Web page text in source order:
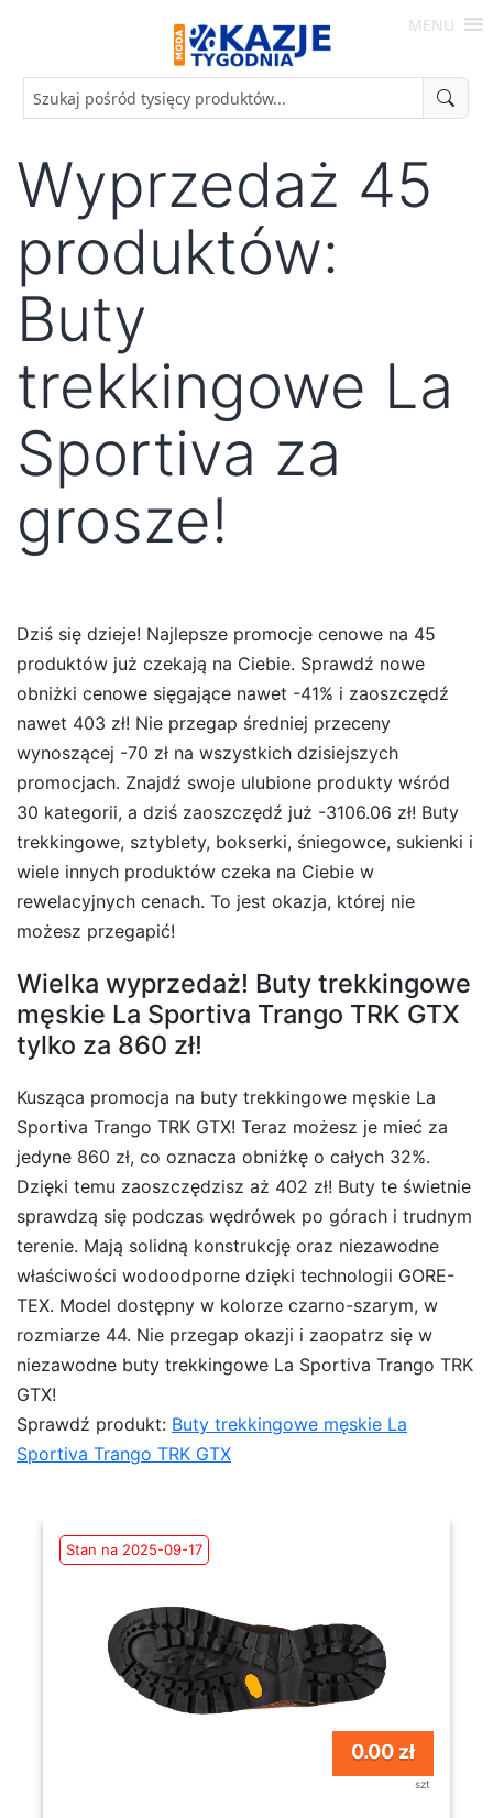
Moda
-
Okazje
MENU
Wyprzedaż 45
produktów:
Buty
trekkingowe La
Sportiva za
grosze!
Dziś się dzieje! Najlepsze promocje cenowe na 45
produktów już czekają na Ciebie. Sprawdź nowe
obniżki cenowe sięgające nawet -41% i zaoszczędź
nawet 403 zł! Nie przegap średniej przeceny
wynoszącej -70 zł na wszystkich dzisiejszych
promocjach. Znajdź swoje ulubione produkty wśród
30 kategorii, a dziś zaoszczędź już -3106.06 zł! Buty
trekkingowe, sztyblety, bokserki, śniegowce, sukienki i
wiele innych produktów czeka na Ciebie w
rewelacyjnych cenach. To jest okazja, której nie
możesz przegapić!
Wielka wyprzedaż! Buty trekkingowe
męskie La Sportiva Trango TRK GTX
tylko za 860 zł!
Kusząca promocja na buty trekkingowe męskie La
Sportiva Trango TRK GTX! Teraz możesz je mieć za
jedyne 860 zł, co oznacza obniżkę o całych 32%.
Dzięki temu zaoszczędzisz aż 402 zł! Buty te świetnie
sprawdzą się podczas wędrówek po górach i trudnym
terenie. Mają solidną konstrukcję oraz niezawodne
właściwości wodoodporne dzięki technologii GORE-
TEX. Model dostępny w kolorze czarno-szarym, w
rozmiarze 44. Nie przegap okazji i zaopatrz się w
niezawodne buty trekkingowe La Sportiva Trango TRK
GTX!
Sprawdź produkt: Buty trekkingowe męskie La
Sportiva Trango TRK GTX
Stan na 2025-09-17
0.00 zł
szt